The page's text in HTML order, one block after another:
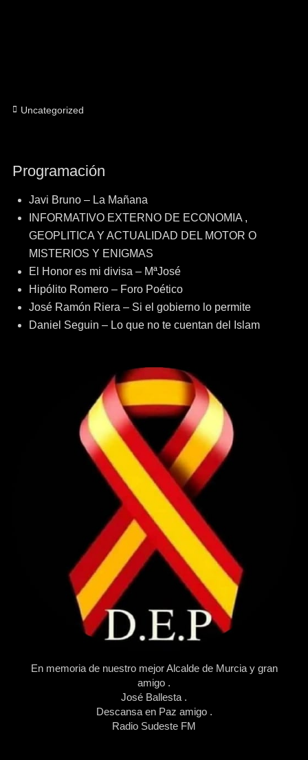
Categorías
Uncategorized
Programación
Javi Bruno – La Mañana
INFORMATIVO EXTERNO DE ECONOMIA ,
GEOPLITICA Y ACTUALIDAD DEL MOTOR O
MISTERIOS Y ENIGMAS
El Honor es mi divisa – MªJosé
Hipólito Romero – Foro Poético
José Ramón Riera – Si el gobierno lo permite
Daniel Seguin – Lo que no te cuentan del Islam
En memoria de nuestro mejor Alcalde de Murcia y gran
amigo .
José Ballesta .
Descansa en Paz amigo .
Radio Sudeste FM